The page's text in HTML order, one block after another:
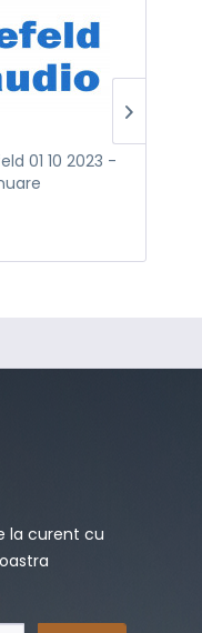
01 10 2023 -
la curent cu